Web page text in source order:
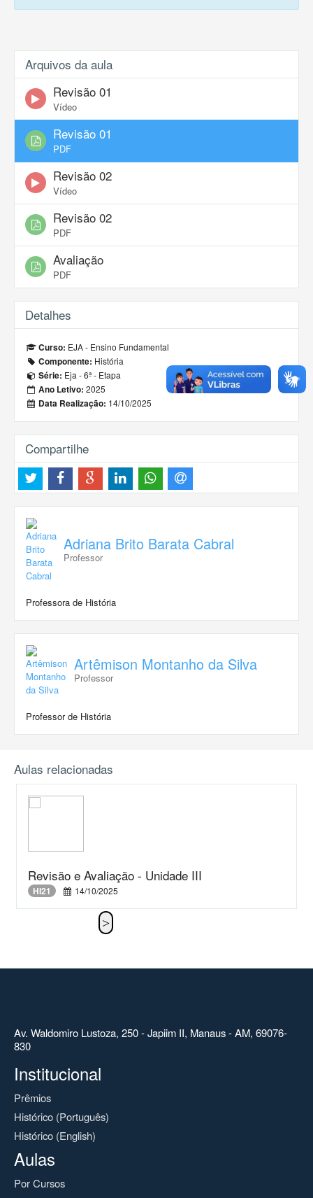
Arquivos da aula
Revisão 01
Vídeo
Revisão 01
PDF
Revisão 02
Vídeo
Revisão 02
PDF
Avaliação
PDF
Detalhes
Curso: EJA - Ensino Fundamental
Componente: História
Série: Eja - 6ª - Etapa
Ano Letivo: 2025
Data Realização: 14/10/2025
Compartilhe
Adriana Brito Barata Cabral
Professor
Professora de História
Artêmison Montanho da Silva
Professor
Professor de História
Aulas relacionadas
Revisão e Avaliação - Unidade III
HI21 14/10/2025
Av. Waldomiro Lustoza, 250 - Japiim II, Manaus - AM, 69076-
830
Institucional
Prêmios
Histórico (Português)
Histórico (English)
Aulas
Por Cursos